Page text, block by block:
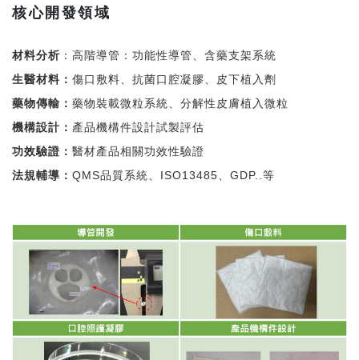
核心開發領域
材料分析 ：高階導管：功能性導管、含藥支架系統
生醫材料： 傷口敷料、抗菌口腔凝膠、皮下植入劑
藥物傳輸： 藥物裝載微粒系統、分解性皮膚植入微粒
機構設計： 產品機構件設計試製評估
功效驗證： 醫材產品相關功效性驗證
法規輔導： QMS品質系統、ISO13485、GDP..等